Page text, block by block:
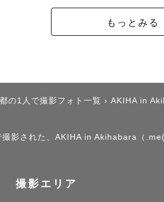
もっとみる
の1人で撮影フォト一覧 › AKIHA in
影された、AKIHA in Akihabara（
撮影エリア